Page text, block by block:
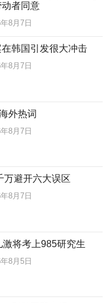
者同意
8月7日
韩国引发很大冲击
8月7日
外热词
8月7日
万避开六大误区
8月7日
将考上985研究生
8月5日